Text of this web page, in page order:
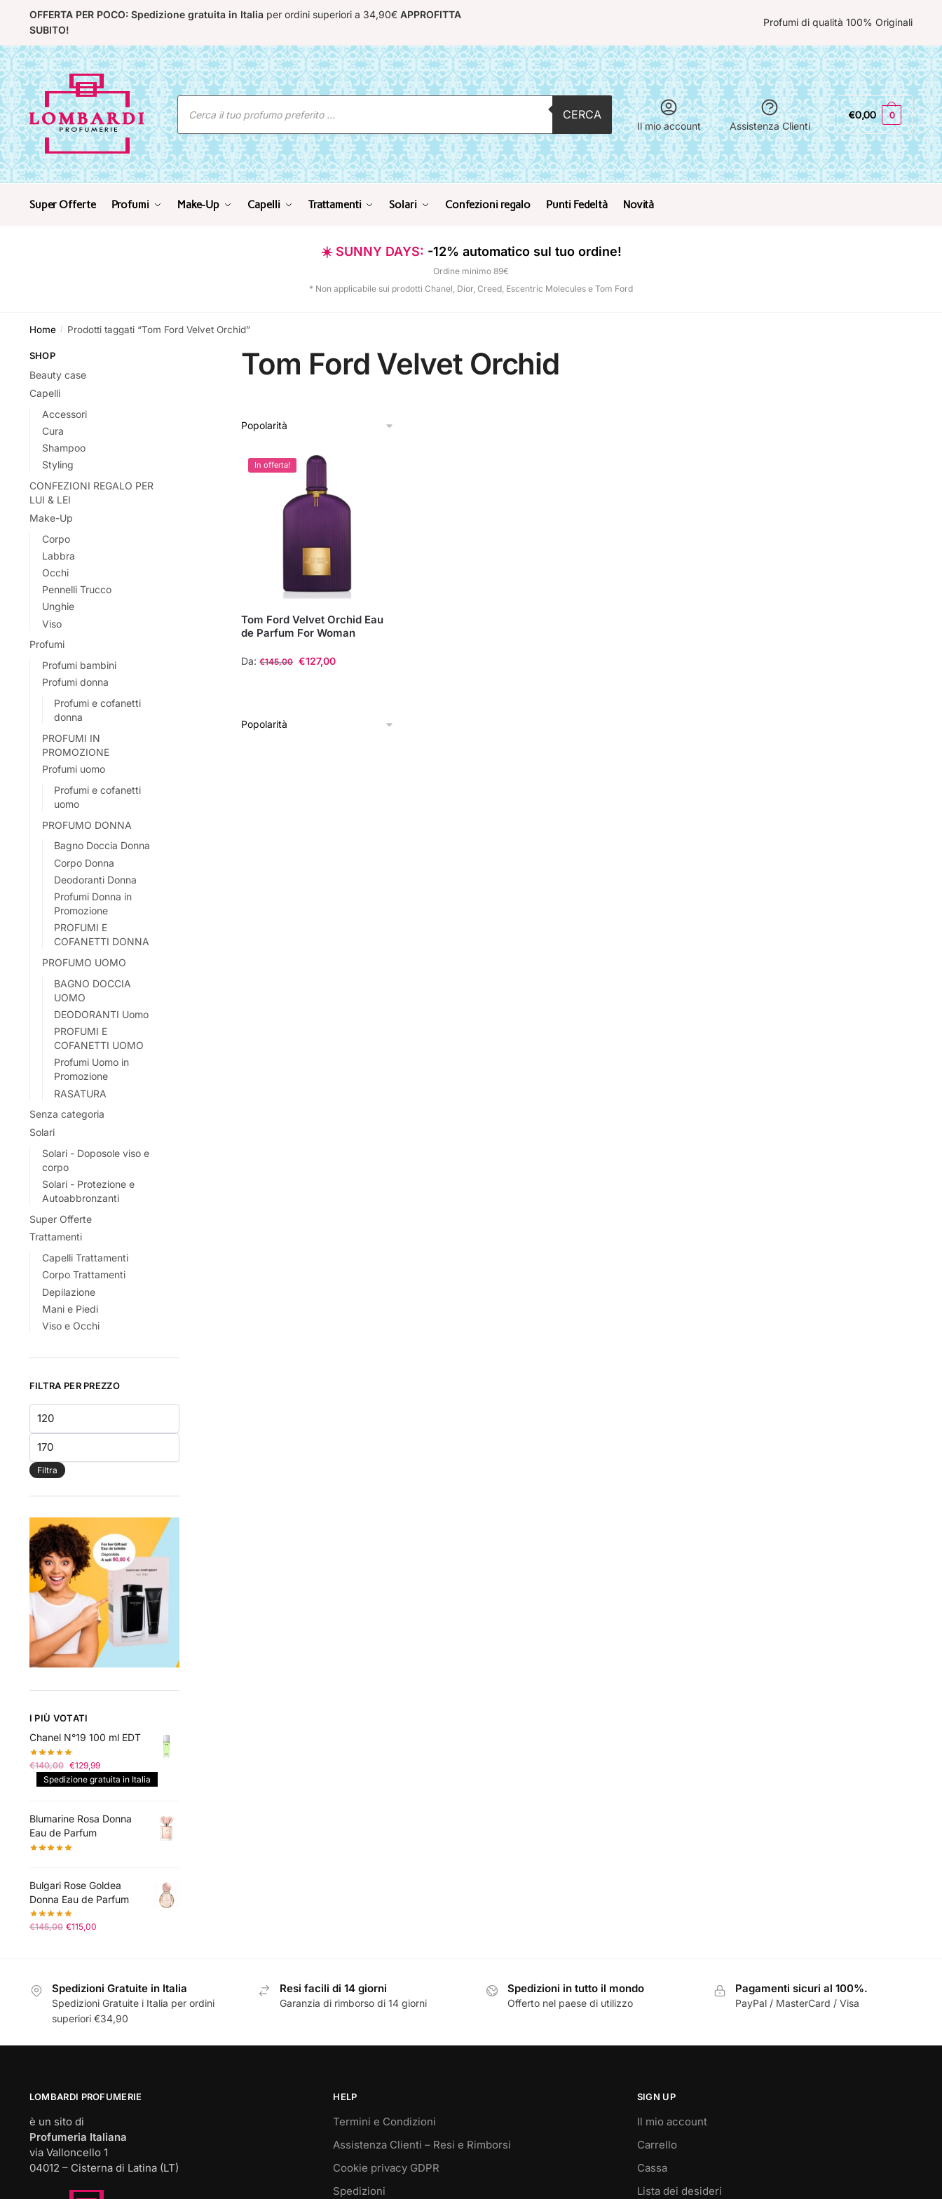
navigation
content
OFFERTA PER POCO: Spedizione gratuita in Italia per ordini superiori a 34,90€ APPROFITTA
SUBITO!
Profumi di qualità 100% Originali
Ricerca
prodotti
CERCA
Il mio account Assistenza Clienti
€0,00 0
Super Offerte Profumi Make-Up Capelli Trattamenti Solari Confezioni regalo Punti Fedeltà Novità
☀️ SUNNY DAYS: -12% automatico sul tuo ordine!
Ordine minimo 89€
* Non applicabile sui prodotti Chanel, Dior, Creed, Escentric Molecules e Tom Ford
Home / Prodotti taggati “Tom Ford Velvet Orchid”
Tom Ford Velvet Orchid
In offerta!
Tom Ford Velvet Orchid Eau
de Parfum For Woman
Da:€145,00 €127,00
ha
SHOP
Beauty case
Capelli
Accessori
Cura
Shampoo
Styling
CONFEZIONI REGALO PER
LUI & LEI
Make-Up
Corpo
Labbra
Occhi
Pennelli Trucco
Unghie
Viso
Profumi
Profumi bambini
Profumi donna
Profumi e cofanetti
donna
PROFUMI IN
PROMOZIONE
Profumi uomo
Profumi e cofanetti
uomo
PROFUMO DONNA
Bagno Doccia Donna
Corpo Donna
Deodoranti Donna
Profumi Donna in
Promozione
PROFUMI E
COFANETTI DONNA
PROFUMO UOMO
BAGNO DOCCIA
UOMO
DEODORANTI Uomo
PROFUMI E
COFANETTI UOMO
Profumi Uomo in
Promozione
RASATURA
Senza categoria
Solari
Solari - Doposole viso e
corpo
Solari - Protezione e
Autoabbronzanti
Super Offerte
Trattamenti
Capelli Trattamenti
Corpo Trattamenti
Depilazione
Mani e Piedi
Viso e Occhi
FILTRA PER PREZZO
Prezzo
Min
Prezzo
Max
Filtra
I PIÙ VOTATI
Chanel N°19 100 ml EDT
€140,00 Il
prezzo
€140,00.
€129,99Il
prezzo
€129,99.
Spedizione gratuita in Italia
Blumarine Rosa Donna
Eau de Parfum
Bulgari Rose Goldea
Donna Eau de Parfum
€145,00 €115,00
Spedizioni Gratuite in Italia
Spedizioni Gratuite i Italia per ordini
superiori €34,90
Resi facili di 14 giorni
Garanzia di rimborso di 14 giorni
Spedizioni in tutto il mondo
Offerto nel paese di utilizzo
Pagamenti sicuri al 100%.
PayPal / MasterCard / Visa
LOMBARDI PROFUMERIE
è un sito di
Profumeria Italiana
via Valloncello 1
04012 – Cisterna di Latina (LT)
HELP
Termini e Condizioni
Assistenza Clienti – Resi e Rimborsi
Cookie privacy GDPR
Spedizioni
SIGN UP
Il mio account
Carrello
Cassa
Lista dei desideri